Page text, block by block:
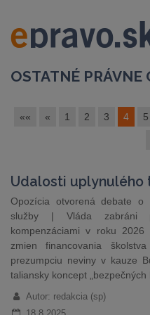
OSTATNÉ PRÁVNE
«« « 1 2 3 4 5
Udalosti uplynulého
Opozícia otvorená debate o
služby | Vláda zabráni
kompenzáciami v roku
zmien financovania
prezumpciu neviny v kauze
taliansky koncept
Autor: redakcia (sp)